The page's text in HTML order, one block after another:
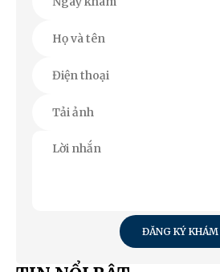
ĐĂNG KÝ KHÁM